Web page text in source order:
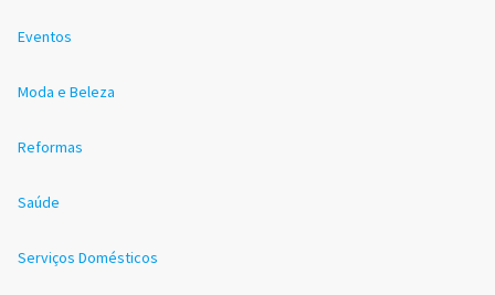
Eventos
Moda e Beleza
Reformas
Saúde
Serviços Domésticos